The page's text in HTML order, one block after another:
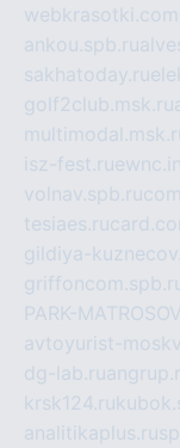
webkrasotki.com
ankou.spb.ru
sakhatoday.ru
golf2club.msk.ru
isz-fest.ru
volnav.spb.ru
tesiaes.ru
gildiya-
PARK-
avtoyurist-
dg-lab.ru
krsk124.ru
analitikaplus.ru